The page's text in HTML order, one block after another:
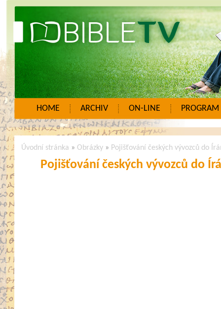
HOME ARCHIV ON-LINE PROGRAM
Úvodní stránka » Obrázky » Pojišťování českých vývozců do
Pojišťování českých vývozců do